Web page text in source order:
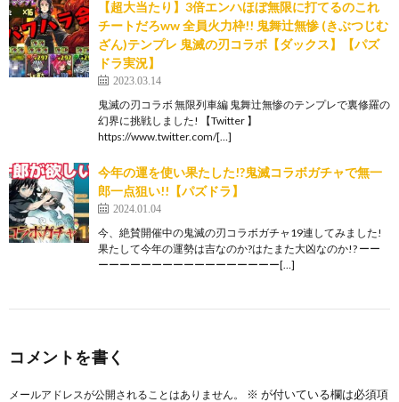
【超大当たり】3倍エンハほぼ無限に打てるのこれ
チートだろww 全員火力枠!! 鬼舞辻無惨 (きぶつじむ
ざん)テンプレ 鬼滅の刃コラボ【ダックス】【パズ
ドラ実況】
2023.03.14
鬼滅の刃コラボ 無限列車編 鬼舞辻無惨のテンプレで裏修羅の
幻界に挑戦しました! 【Twitter 】
https://www.twitter.com/[…]
今年の運を使い果たした!?鬼滅コラボガチャで無一
郎一点狙い!!【パズドラ】
2024.01.04
今、絶賛開催中の鬼滅の刃コラボガチャ19連してみました!
果たして今年の運勢は吉なのか?はたまた大凶なのか!? ーー
ーーーーーーーーーーーーーーーーー[…]
コメントを書く
メールアドレスが公開されることはありません。 ※ が付いている欄は必須項